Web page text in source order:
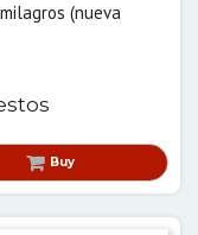
(nueva
Buy